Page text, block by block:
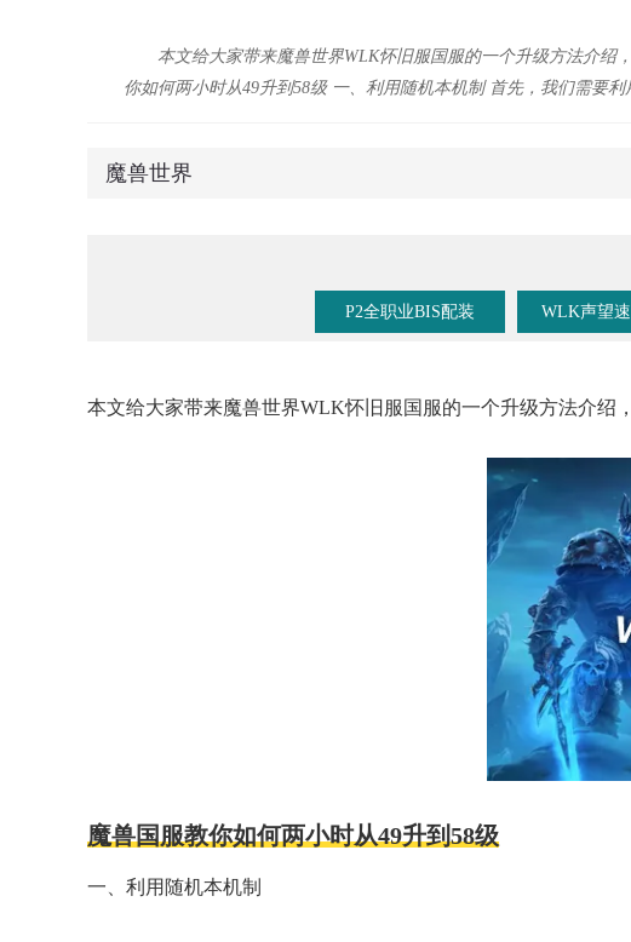
本文给大家带来魔兽世界WLK怀旧服国服的一个升级方法介绍
你如何两小时从49升到58级 一、利用随机本机制 首先，我们需要
魔兽世界
P2全职业BIS配装 WLK声望
本文给大家带来魔兽世界WLK怀旧服国服的一个升级方法介绍
魔兽国服教你如何两小时从49升到58级
一、利用随机本机制